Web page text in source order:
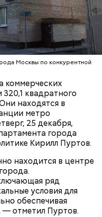
Москвы по конкурентной
коммерческих
квадратного
находятся в
метро
25 декабря,
города
Кирилл Пуртов.
находится в центре
ряд
условия для
обеспечивая
— отметил Пуртов.
по Оболенскому
подвале и имеют
на участие в торгах
а сами
на электронной
ПОЛИТИКИ ГОРОДА